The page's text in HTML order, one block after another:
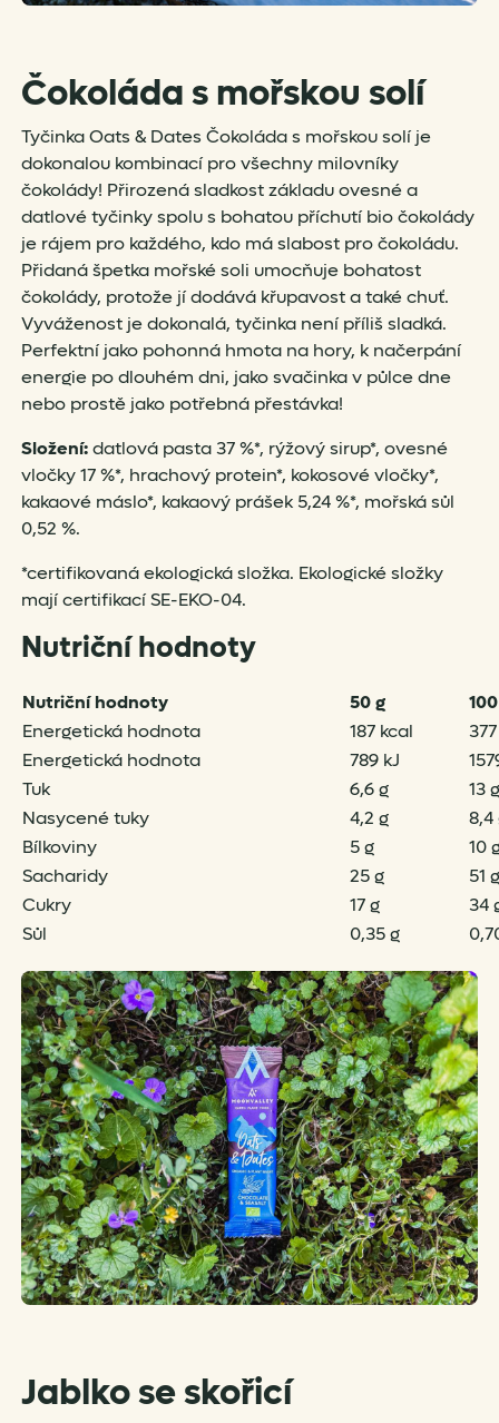
Čokoláda s mořskou solí
Tyčinka Oats & Dates Čokoláda s mořskou solí je
dokonalou kombinací pro všechny milovníky
čokolády! Přirozená sladkost základu ovesné a
datlové tyčinky spolu s bohatou příchutí bio čokolády
je rájem pro každého, kdo má slabost pro čokoládu.
Přidaná špetka mořské soli umocňuje bohatost
čokolády, protože jí dodává křupavost a také chuť.
Vyváženost je dokonalá, tyčinka není příliš sladká.
Perfektní jako pohonná hmota na hory, k načerpání
energie po dlouhém dni, jako svačinka v půlce dne
nebo prostě jako potřebná přestávka!
Složení:datlová pasta 37 %*, rýžový sirup*, ovesné
vločky 17 %*, hrachový protein*, kokosové vločky*,
kakaové máslo*, kakaový prášek 5,24 %*, mořská sůl
0,52 %.
*certifikovaná ekologická složka. Ekologické složky
mají certifikací SE-EKO-04.
Nutriční hodnoty
Nutriční hodnoty 50 g
Energetická hodnota
187 kcal
Energetická hodnota
789 kJ
Tuk
6,6 g
13 g
Nasycené tuky
4,2 g
8,4
Bílkoviny
5 g
10
Sacharidy
25 g
51 g
Cukry
17 g
34
Sůl
0,35 g
Jablko se skořicí